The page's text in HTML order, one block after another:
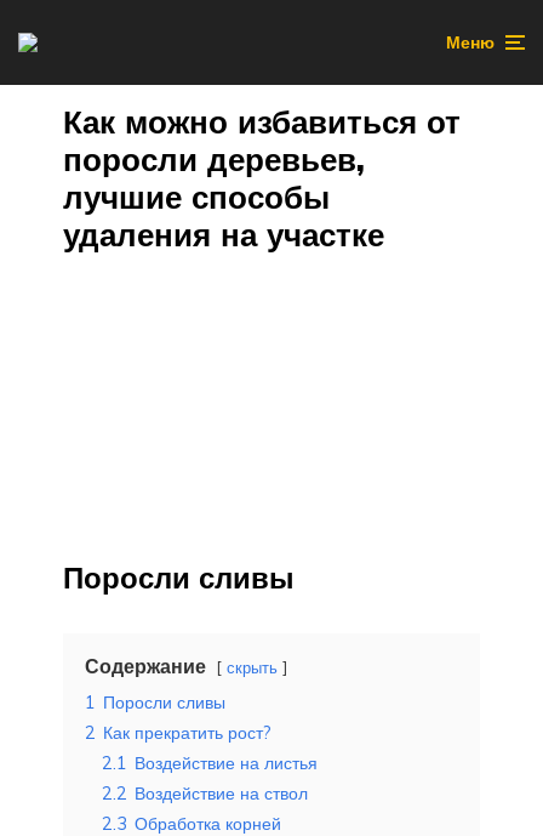
Меню
Как можно избавиться от
поросли деревьев,
лучшие способы
удаления на участке
Поросли сливы
Содержание скрыть
1 Поросли сливы
2 Как прекратить рост?
2.1 Воздействие на листья
2.2 Воздействие на ствол
2.3 Обработка корней